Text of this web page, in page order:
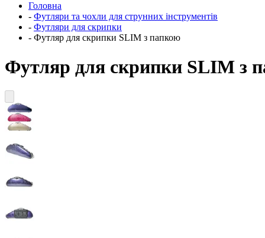
Головна
- Футляри та чохли для струнних інструментів
- Футляри для скрипки
- Футляр для скрипки SLIM з папкою
Футляр для скрипки SLIM з